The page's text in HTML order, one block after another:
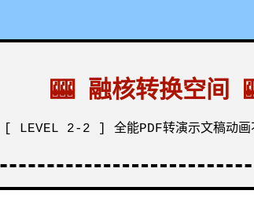
🎰 融核转换空间
[ LEVEL 2-2 ] 全能PDF转演示文稿动画